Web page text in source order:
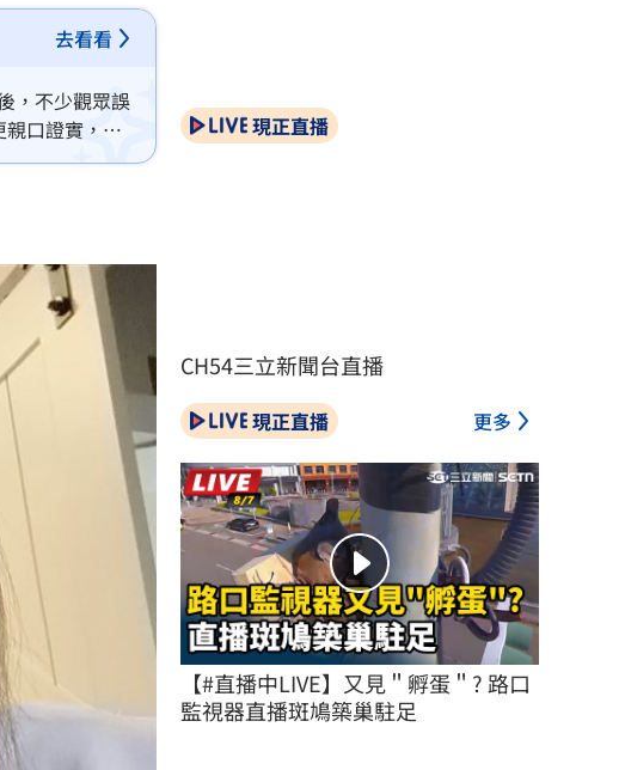
去看看
，不少觀眾誤
口證實，真
現正直播
CH54三立新聞台直播
現正直播 更多
【#直播中LIVE】又見＂孵蛋＂? 路口
監視器直播斑鳩築巢駐足